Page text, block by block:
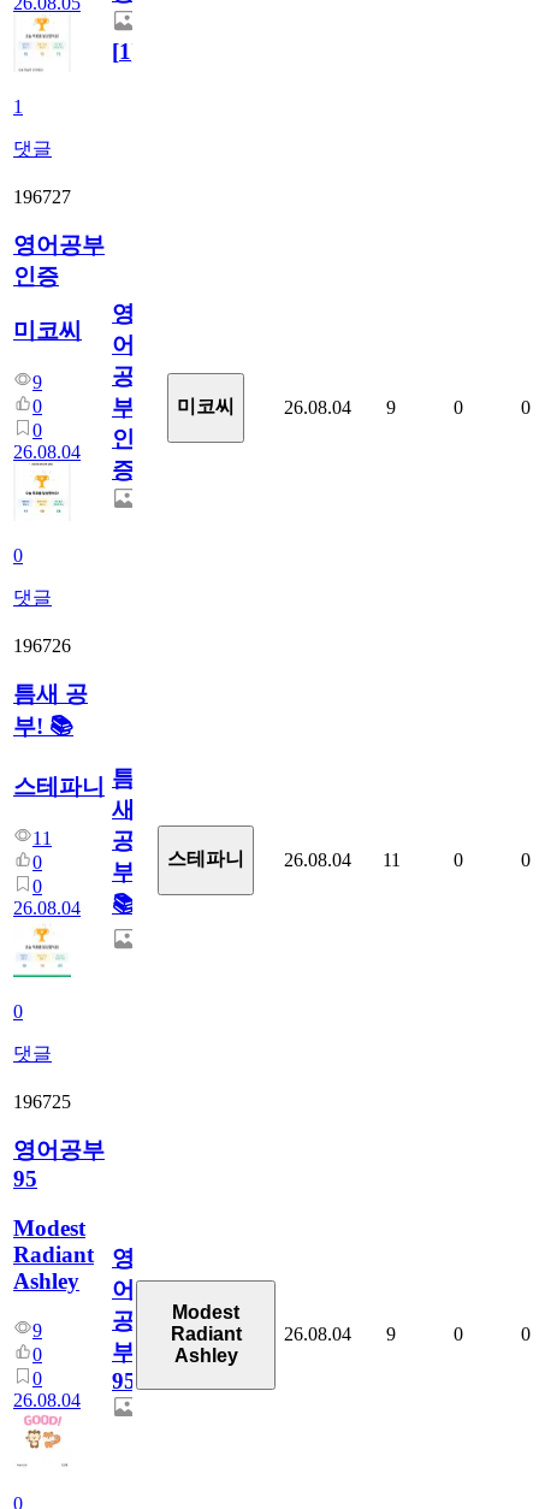
1
댓글
[1]
196727
영어공부
인증
미코씨
9
0
0
26.08.04
0
댓글
영
어
공
부
인
증
미코씨 26.08.04 9 0 0
196726
틈새 공
부! 📚
스테파니
11
0
0
26.08.04
0
댓글
틈
새
공
부!
📚
스테파니 26.08.04 11 0 0
196725
영어공부
95
Modest
Radiant
Ashley
9
0
0
26.08.04
0
영
어
공
부
95
Modest
Radiant
Ashley
26.08.04 9 0 0